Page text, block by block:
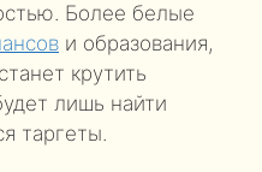
Более белые
и образования,
крутить
лишь найти
таргеты.